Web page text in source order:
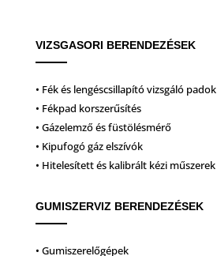
VIZSGASORI BERENDEZÉSEK
• Fék és lengéscsillapító vizsgáló padok
• Fékpad korszerűsítés
• Gázelemző és füstölésmérő
• Kipufogó gáz elszívók
• Hitelesített és kalibrált kézi műszerek
GUMISZERVIZ BERENDEZÉSEK
• Gumiszerelőgépek